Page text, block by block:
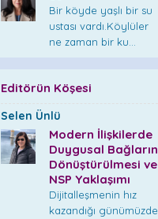
Bir köyde yaşlı bir su
ustası vardı.Köylüler
ne zaman bir ku...
Editörün Köşesi
Selen Ünlü
Modern İlişkilerde
Duygusal Bağların
Dönüştürülmesi ve
NSP Yaklaşımı
Dijitalleşmenin hız
kazandığı günümüzde